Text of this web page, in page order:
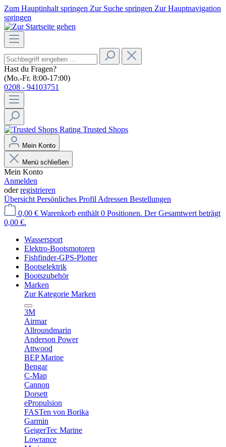
Zum Hauptinhalt springen Zur Suche springen Zur Hauptnavigation
springen
Hast du Fragen?
(Mo.-Fr. 8:00-17:00)
0208 - 94103751
Trusted Shops
Mein Konto
Menü schließen
Mein Konto
Anmelden
oderregistrieren
Übersicht Persönliches Profil Adressen Bestellungen
0,00 € Warenkorb enthält 0 Positionen. Der Gesamtwert beträgt
0,00 €.
Wassersport
Elektro-Bootsmotoren
Fishfinder-GPS-Plotter
Bootselektrik
Bootszubehör
Marken
Zur Kategorie Marken
3M
Airmar
Allroundmarin
Anderson Power
Attwood
BEP Marine
Bengar
C-Map
Cannon
Dorsett
ePropulsion
FASTen von Borika
Garmin
GeigerTec Marine
Lowrance